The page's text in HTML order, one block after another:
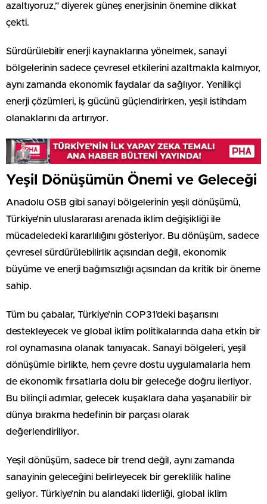
azaltıyoruz,” diyerek güneş enerjisinin önemine dikkat
çekti.
Sürdürülebilir enerji kaynaklarına yönelmek, sanayi
bölgelerinin sadece çevresel etkilerini azaltmakla kalmıyor,
aynı zamanda ekonomik faydalar da sağlıyor. Yenilikçi
enerji çözümleri, iş gücünü güçlendirirken, yeşil istihdam
olanaklarını da artırıyor.
Yeşil Dönüşümün Önemi ve Geleceği
Anadolu OSB gibi sanayi bölgelerinin yeşil dönüşümü,
Türkiye’nin uluslararası arenada iklim değişikliği ile
mücadeledeki kararlılığını gösteriyor. Bu dönüşüm, sadece
çevresel sürdürülebilirlik açısından değil, ekonomik
büyüme ve enerji bağımsızlığı açısından da kritik bir öneme
sahip.
Tüm bu çabalar, Türkiye’nin COP31’deki başarısını
destekleyecek ve global iklim politikalarında daha etkin bir
rol oynamasına olanak tanıyacak. Sanayi bölgeleri, yeşil
dönüşümle birlikte, hem çevre dostu uygulamalarla hem
de ekonomik fırsatlarla dolu bir geleceğe doğru ilerliyor.
Bu bilinçli adımlar, gelecek kuşaklara daha yaşanabilir bir
dünya bırakma hedefinin bir parçası olarak
değerlendiriliyor.
Yeşil dönüşüm, sadece bir trend değil, aynı zamanda
sanayinin geleceğini belirleyecek bir gereklilik haline
geliyor. Türkiye’nin bu alandaki liderliği, global iklim